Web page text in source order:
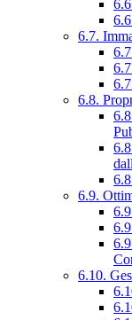
6.7.
6.8.
6.9.
6.10.